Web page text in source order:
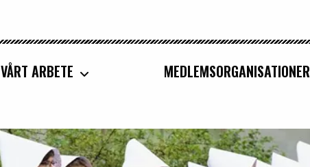
VÅRT ARBETE MEDLEMSORGANISATIONER